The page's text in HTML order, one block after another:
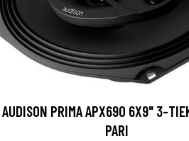
AUDISON PRIMA APX690 6X9" 3-
PARI